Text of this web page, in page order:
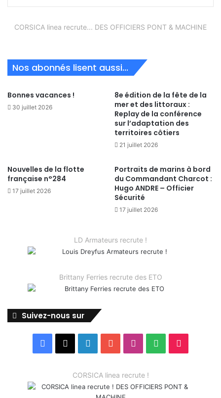
CORSICA linea recrute... DES OFFICIERS PONT & MACHINE
Nos abonnés lisent aussi...
Bonnes vacances !
30 juillet 2026
8e édition de la fête de la
mer et des littoraux :
Replay de la conférence
sur l’adaptation des
territoires côtiers
21 juillet 2026
Nouvelles de la flotte
française n°284
17 juillet 2026
Portraits de marins à bord
du Commandant Charcot :
Hugo ANDRE – Officier
Sécurité
17 juillet 2026
LD Armateurs recrute !
Brittany Ferries recrute des ETO
Suivez-nous sur
Facebook LinkedinYouTubeInstagram
Spotify
CORSICA linea recrute !